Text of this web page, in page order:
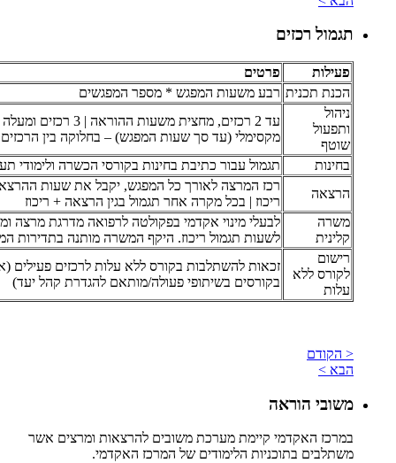
תגמול רכזים
פעילות
פרטים
הכנת תכנית רבע משעות המפגש * מספר המפגשים
ניהול
ותפעול
שוטף
עד 2 רכזים, מחצית משעות ההוראה |
מקסימלי (עד סך שעות המפגש) – בחלוקה בין הרכזים
בחינות
תגמול עבור כתיבת בחינות בקורסי הכשרה ולימודי
הרצאה
רכז המרצה לאורך כל המפגש, יקבל את שעות
ריכוז | בכל מקרה אחר תגמול בגין הרצאה + ריכוז
משרה
קלינית
לבעלי מינוי אקדמי בפקולטה לרפואה מדרגת מרצה
לשעות תגמול ריכוז. היקף המשרה מותנה בתדירות
רישום
לקורס ללא
עלות
זכאות להשתלבות בקורס ללא עלות לרכזים פעילים
בקורסים בשיתופי פעולה/מותאם להגדרת קהל יעד)
< הקודם
הבא >
משובי הוראה
במרכז האקדמי קיימת מערכת משובים להרצאות ומרצים אשר
משתלבים בתוכניות הלימודים של המרכז האקדמי.